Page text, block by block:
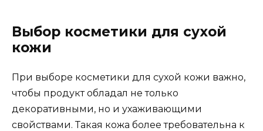
Выбор косметики для сухой
кожи
При выборе косметики для сухой кожи важно,
чтобы продукт обладал не только
декоративными, но и ухаживающими
свойствами. Такая кожа более требовательна к